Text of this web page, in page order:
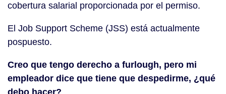
cobertura salarial proporcionada por el permiso.
El Job Support Scheme (JSS) está actualmente
pospuesto.
Creo que tengo derecho a furlough, pero mi
empleador dice que tiene que despedirme, ¿qué
debo hacer?